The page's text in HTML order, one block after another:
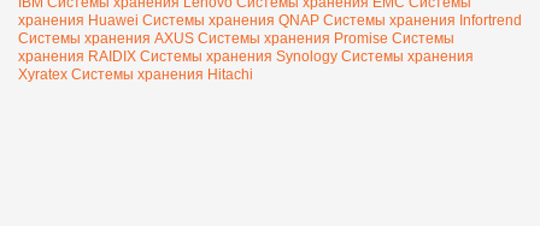
хранения Huawei Системы хранения QNAP Системы хранения Infortrend
Системы хранения AXUS Системы хранения Promise Системы
хранения RAIDIX Системы хранения Synology Системы хранения
Xyratex Системы хранения Hitachi